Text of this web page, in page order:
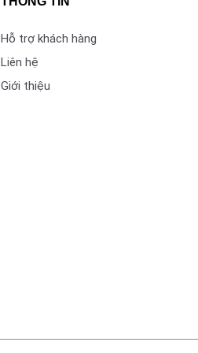
Hỗ trợ khách hàng
Liên hệ
Giới thiệu